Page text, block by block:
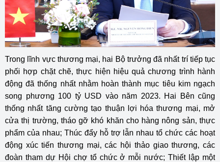
Trong lĩnh vực thương mại, hai Bộ trưởng đã nhất trí tiếp tục
phối hợp chặt chẽ, thực hiện hiệu quả chương trình hành
động đã thống nhất nhằm hoàn thành mục tiêu kim ngạch
song phương 100 tỷ USD vào năm 2023. Hai Bên cũng
thống nhất tăng cường tạo thuận lợi hóa thương mại, mở
cửa thị trường, tháo gỡ khó khăn cho hàng nông sản, thực
phẩm của nhau; Thúc đẩy hỗ trợ lẫn nhau tổ chức các hoạt
động xúc tiến thương mại, các hội thảo giao thương, các
đoàn tham dự Hội chợ tổ chức ở mỗi nước; Thiết lập một